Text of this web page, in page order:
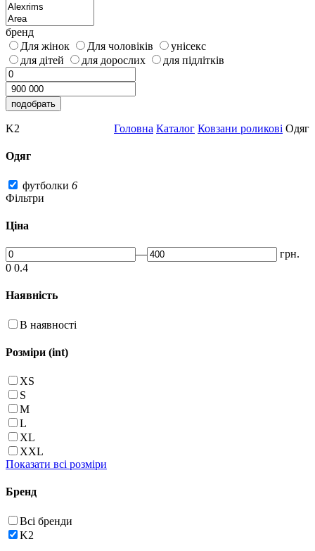
бренд
Для жінок
Для чоловіків
унісекс
для дітей
для дорослих для підлітків
K2 Головна Каталог Ковзани роликові Одяг
Одяг
футболки 6
Фільтри
Ціна
—
грн.
0 0.4
Наявність
В наявності
Розміри (int)
XS
S
M
L
XL
XXL
Показати всі розміри
Бренд
Всі бренди
K2